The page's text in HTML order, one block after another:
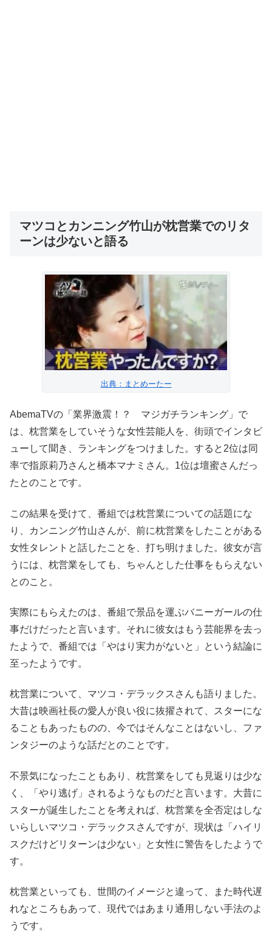
マツコとカンニング竹山が枕営業でのリタ
ーンは少ないと語る
出典：まとめーたー
AbemaTVの「業界激震！？ マジガチランキング」で
は、枕営業をしていそうな女性芸能人を、街頭でインタビ
ューして聞き、ランキングをつけました。すると2位は同
率で指原莉乃さんと橋本マナミさん。1位は壇蜜さんだっ
たとのことです。
この結果を受けて、番組では枕営業についての話題にな
り、カンニング竹山さんが、前に枕営業をしたことがある
女性タレントと話したことを、打ち明けました。彼女が言
うには、枕営業をしても、ちゃんとした仕事をもらえない
とのこと。
実際にもらえたのは、番組で景品を運ぶバニーガールの仕
事だけだったと言います。それに彼女はもう芸能界を去っ
たようで、番組では「やはり実力がないと」という結論に
至ったようです。
枕営業について、マツコ・デラックスさんも語りました。
大昔は映画社長の愛人が良い役に抜擢されて、スターにな
ることもあったものの、今ではそんなことはないし、ファ
ンタジーのような話だとのことです。
不景気になったこともあり、枕営業をしても見返りは少な
く、「やり逃げ」されるようなものだと言います。大昔に
スターが誕生したことを考えれば、枕営業を全否定はしな
いらしいマツコ・デラックスさんですが、現状は「ハイリ
スクだけどリターンは少ない」と女性に警告をしたようで
す。
枕営業といっても、世間のイメージと違って、また時代遅
れなところもあって、現代ではあまり通用しない手法のよ
うです。